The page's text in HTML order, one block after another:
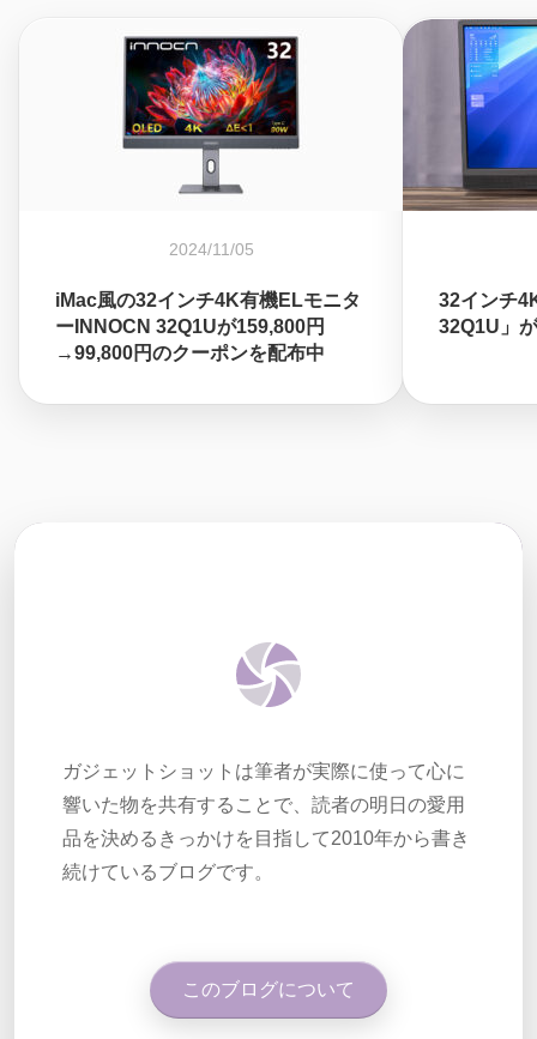
2024/11/05
iMac風の32インチ4K有機ELモニタ
ーINNOCN 32Q1Uが159,800円
→99,800円のクーポンを配布中
32インチ
32Q1U」
ガジェットショットは筆者が実際に使って心に
響いた物を共有することで、読者の明日の愛用
品を決めるきっかけを目指して2010年から書き
続けているブログです。
このブログについて